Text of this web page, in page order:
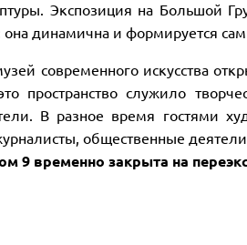
Экспозиция на Большой
она динамична и формируется
современного искусства
пространство служило
В разное время гостями
общественные деятели.
9 временно закрыта на